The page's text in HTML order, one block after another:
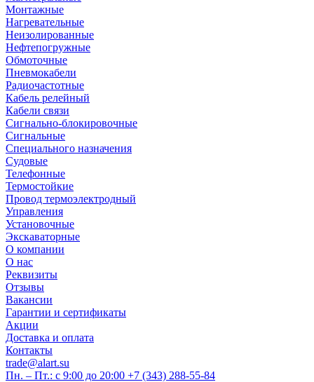
Монтажные
Нагревательные
Неизолированные
Нефтепогружные
Обмоточные
Пневмокабели
Радиочастотные
Кабель релейный
Кабели связи
Сигнально-блокировочные
Сигнальные
Специального назначения
Судовые
Телефонные
Термостойкие
Провод термоэлектродный
Управления
Установочные
Экскаваторные
О компании
О нас
Реквизиты
Отзывы
Вакансии
Гарантии и сертификаты
Акции
Доставка и оплата
Контакты
trade@alart.su
Пн. – Пт.: с 9:00 до 20:00 +7 (343) 288-55-84